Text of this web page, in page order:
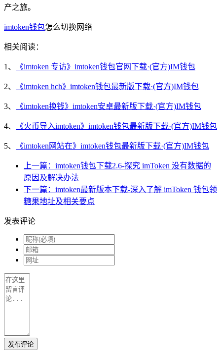
产之旅。
imtoken钱包怎么切换网络
相关阅读：
1、 《imtoken 专访》imtoken钱包官网下载·(官方)IM钱包
2、 《imtoken hch》imtoken钱包最新版下载·(官方)IM钱包
3、 《imtoken换钱》imtoken安卓最新版下载·(官方)IM钱包
4、 《火币导入imtoken》imtoken钱包最新版下载·(官方)IM钱包
5、 《imtoken网站在》imtoken钱包最新版下载·(官方)IM钱包
上一篇：imtoken钱包下载2.6-探究 imToken 没有数据的
原因及解决办法
下一篇：imtoken最新版本下载-深入了解 imToken 钱包领
糖果地址及相关要点
发表评论
发布评论